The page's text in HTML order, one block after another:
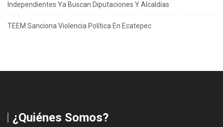
Independientes Ya Buscan Diputaciones Y Alcaldías
TEEM Sanciona Violencia Política En Ecatepec
¿Quiénes Somos?